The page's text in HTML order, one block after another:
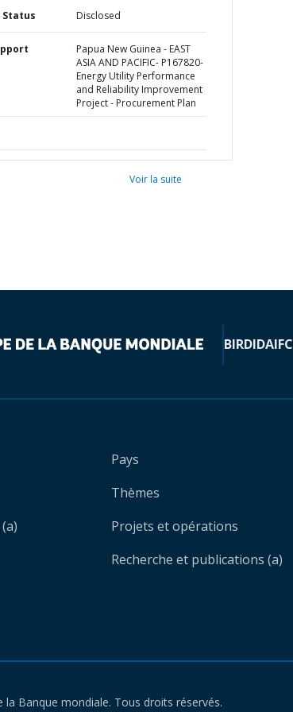
Status Disclosed
Papua New Guinea - EAST
ASIA AND PACIFIC- P167820-
Energy Utility Performance
and Reliability Improvement
Project - Procurement Plan
Voir la suite
BIRDIDAIFC
Pays
Thèmes
Projets et opérations
Recherche et publications (a)
Banque mondiale. Tous droits réservés.